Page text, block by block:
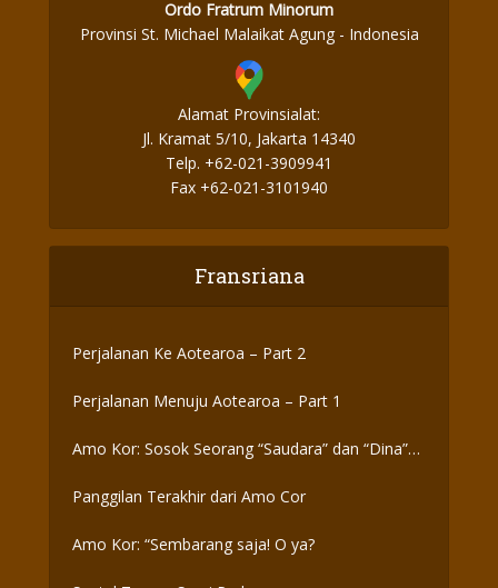
Ordo Fratrum Minorum
Provinsi St. Michael Malaikat Agung - Indonesia
Alamat Provinsialat:
Jl. Kramat 5/10, Jakarta 14340
Telp. +62-021-3909941
Fax +62-021-3101940
Fransriana
Perjalanan Ke Aotearoa – Part 2
Perjalanan Menuju Aotearoa – Part 1
Amo Kor: Sosok Seorang “Saudara” dan “Dina”
Panggilan Terakhir dari Amo Cor
Amo Kor: “Sembarang saja! O ya?